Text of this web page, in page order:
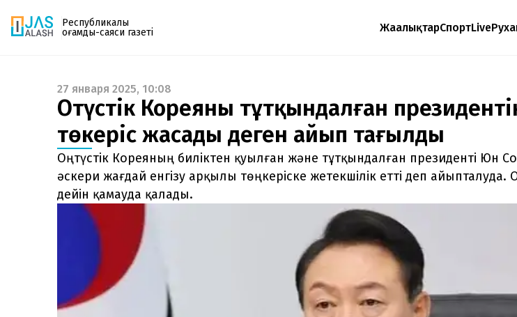
Республикалық
қоғамдық-саяси газеті
ЖаңалықтарСпортLive
Газетке жазылу
PDF форматтағы газетті ай сайын электронды
поштаңызға алып отырыңыз. Жаңа нөмір
шыққан сәтте сізге бірден жіберіледі. Тек email
енгізіңіз, біз қалғанын өзіміз жібереміз.
27 января 2025, 10:08
Оңтүстік Кореяның тұтқындалған
төңкеріс жасады деген айып тағылды
Оңтүстік Кореяның биліктен қуылған және тұтқындалған президенті Юн
әскери жағдай енгізу арқылы төңкеріске жетекшілік етті деп айыпталуда.
дейін қамауда қалады.